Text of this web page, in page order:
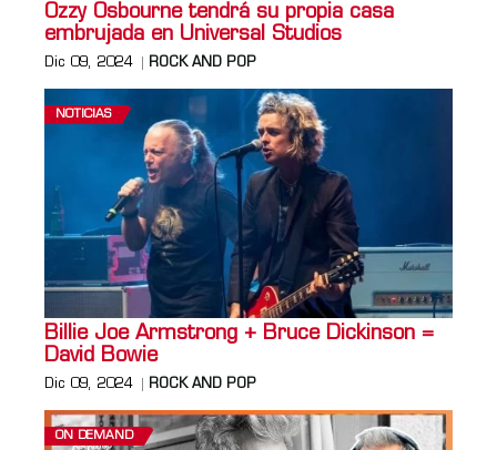
Ozzy Osbourne tendrá su propia casa
embrujada en Universal Studios
Dic 09, 2024 ROCK AND POP
NOTICIAS
Billie Joe Armstrong + Bruce Dickinson =
David Bowie
Dic 09, 2024 ROCK AND POP
ON DEMAND